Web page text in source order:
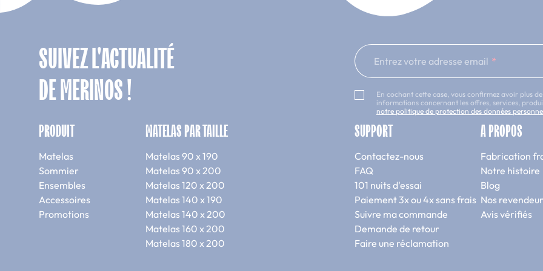
Le matelas 80 x 200 Merinos sans traitement chimique
est également en stock. Il
Matelas 90 x 190
Le matelas 90 x 190 est conçu pour un lit simple standard. Il est très populaire pour ses
Cette taille de matelas 90 x 200 est également adaptée aux lits simples standard 90 x
par les dormeurs plutôt grands de taille et convient à la plupart.
Matelas 120 x 200
Très appréciée des personnes de forte corpulence, cette taille de lit simple est
demie. Elle offre suffisamment d’espace pour se retourner à souhait et profiter d’un
Matelas 140 x 190
Le matelas 140 x 190 correspond à la taille delit double standard. Vous pouvez l’utiliser
SUIVEZ L'ACTUALITÉ
DE MERINOS !
Entrez votre adresse email
En cochant cette case, vous confirmez avoir plus
informations concernant les offres, services,
notre politique de protection des données
PRODUIT
Matelas
Sommier
Ensembles
Accessoires
Promotions
MATELAS PAR TAILLE
Matelas 90 x 190
Matelas 90 x 200
Matelas 120 x 200
Matelas 140 x 190
Matelas 140 x 200
Matelas 160 x 200
Matelas 180 x 200
SUPPORT
Contactez-nous
FAQ
101 nuits d'essai
Paiement 3x ou 4x sans frais
Suivre ma commande
Demande de retour
Faire une réclamation
A PROPOS
Fabrication
Notre histoire
Blog
Nos
Avis vérifiés